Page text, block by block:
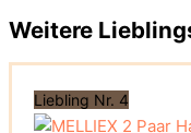
Weitere
Liebling Nr. 4